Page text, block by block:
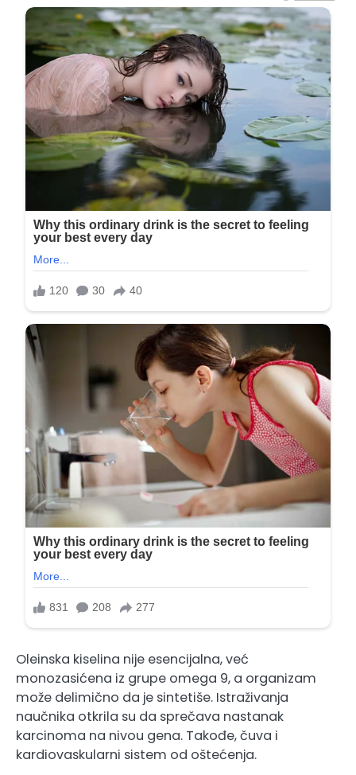
Oleinska kiselina nije esencijalna, već
monozasićena iz grupe omega 9, a organizam
može delimično da je sintetiše. Istraživanja
naučnika otkrila su da sprečava nastanak
karcinoma na nivou gena. Takođe, čuva i
kardiovaskularni sistem od oštećenja.